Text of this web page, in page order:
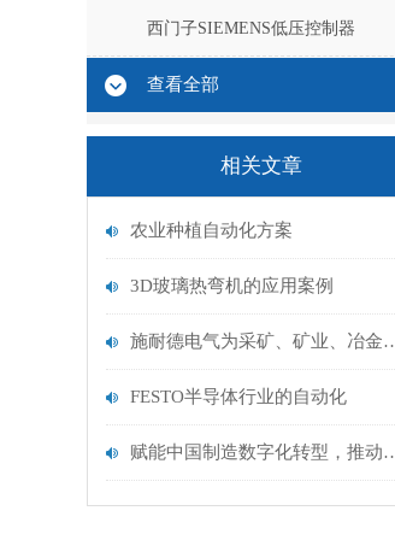
西门子SIEMENS低压控制器
查看全部
相关文章
农业种植自动化方案
3D玻璃热弯机的应用案例
施耐德电气为采矿、矿业、
FESTO半导体行业的自动化
赋能中国制造数字化